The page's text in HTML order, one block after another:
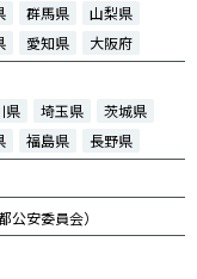
群馬県
山梨県
愛知県
大阪府
県 埼玉県
茨城県
福島県
長野県
公安委員会）